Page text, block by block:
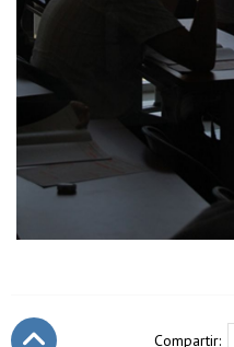
Compartir: